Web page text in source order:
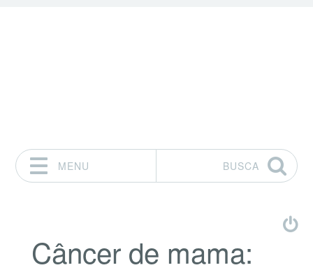
MENU
BUSCA
Câncer de mama: